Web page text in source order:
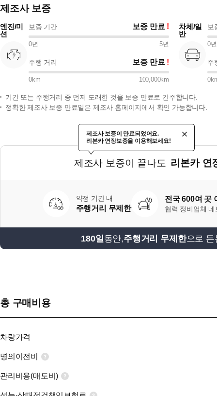
제조사 보증
엔진/미
션
보증 기간 보증 만료
0년 5년
주행 거리 보증 만료
0km 100,000km
차체/일
반
보
0년
주
0
기간 또는 주행거리 중 먼저 도래한 것을 보증 만료로 간주합니다.
정확한 제조사 보증 만료일은 제조사 홈페이지에서 확인 가능합니다.
제조사 보증이 끝나도 리본카 연
제조사 보증이 만료되었어요.
리본카 연장보증을 이용해보세요!
약정 기간 내
주행거리 무제한
전국 600여 곳
협력 정비업체 네
180일 동안,주행거리 무제한으로 든
총 구매비용
차량가격
명의이전비
관리비용(매도비)